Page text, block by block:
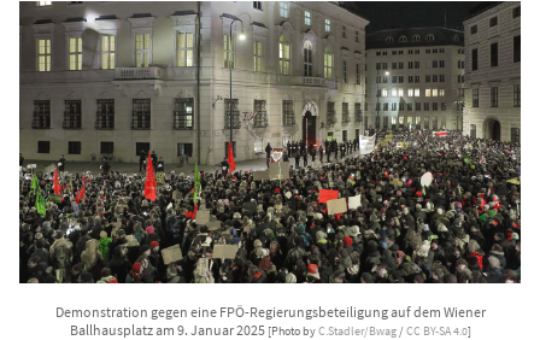
Demonstration gegen eine FPÖ-Regierungsbeteiligung auf dem Wiener
Ballhausplatz am 9. Januar 2025 [Photo byC.Stadler/Bwag/CC BY-SA 4.0]